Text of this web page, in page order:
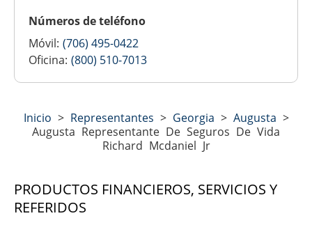
Números de teléfono
Móvil: (706) 495-0422
Oficina: (800) 510-7013
Inicio > Representantes > Georgia > Augusta >
Augusta Representante De Seguros De Vida
Richard Mcdaniel Jr
PRODUCTOS FINANCIEROS, SERVICIOS Y
REFERIDOS